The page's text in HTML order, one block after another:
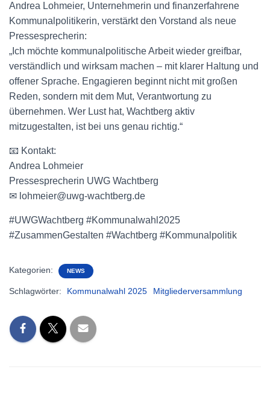
Andrea Lohmeier, Unternehmerin und finanzerfahrene
Kommunalpolitikerin, verstärkt den Vorstand als neue
Pressesprecherin:
„Ich möchte kommunalpolitische Arbeit wieder greifbar,
verständlich und wirksam machen – mit klarer Haltung und
offener Sprache. Engagieren beginnt nicht mit großen
Reden, sondern mit dem Mut, Verantwortung zu
übernehmen. Wer Lust hat, Wachtberg aktiv
mitzugestalten, ist bei uns genau richtig.“
📧 Kontakt:
Andrea Lohmeier
Pressesprecherin UWG Wachtberg
✉ lohmeier@uwg-wachtberg.de
#UWGWachtberg #Kommunalwahl2025
#ZusammenGestalten #Wachtberg #Kommunalpolitik
Kategorien: NEWS
Schlagwörter: Kommunalwahl 2025 Mitgliederversammlung